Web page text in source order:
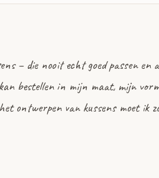
– die nooit echt goed passen en
bestellen in mijn maat, mijn
ontwerpen van kussens moet ik